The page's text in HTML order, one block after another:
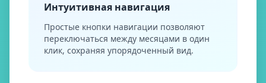
Интуитивная навигация
Простые кнопки навигации позволяют
переключаться между месяцами в один
клик, сохраняя упорядоченный вид.